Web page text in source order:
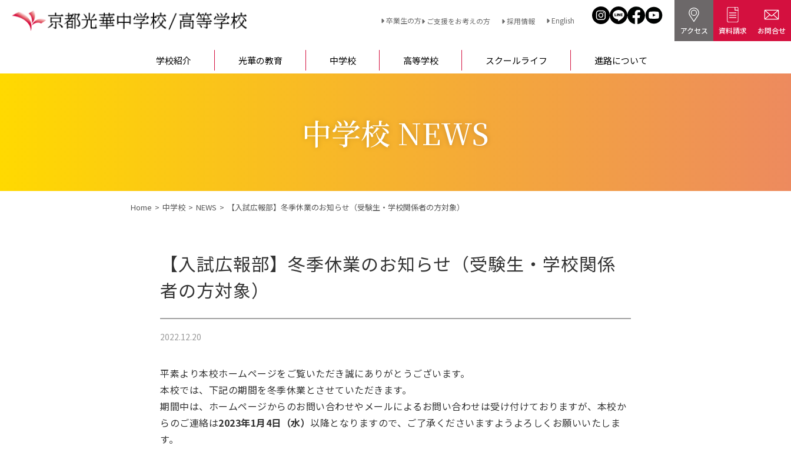
卒業生の方 ご支援をお考えの方 採用情報
English
アクセス
資料請求 お問合せ
学校紹介 光華の教育 中学校 高等学校 スクールライフ 進路について
中学校 NEWS
Home 中学校 NEWS 【入試広報部】冬季休業のお知らせ（受験生・学校関係者の方対象）
【入試広報部】冬季休業のお知らせ（受験生・学校関係
者の方対象）
2022.12.20
平素より本校ホームページをご覧いただき誠にありがとうございます。
本校では、下記の期間を冬季休業とさせていただきます。
期間中は、ホームページからのお問い合わせやメールによるお問い合わせは受け付けておりますが、本校か
らのご連絡は2023年1月4日（水） 以降となりますので、ご了承くださいますようよろしくお願いいたしま
す。